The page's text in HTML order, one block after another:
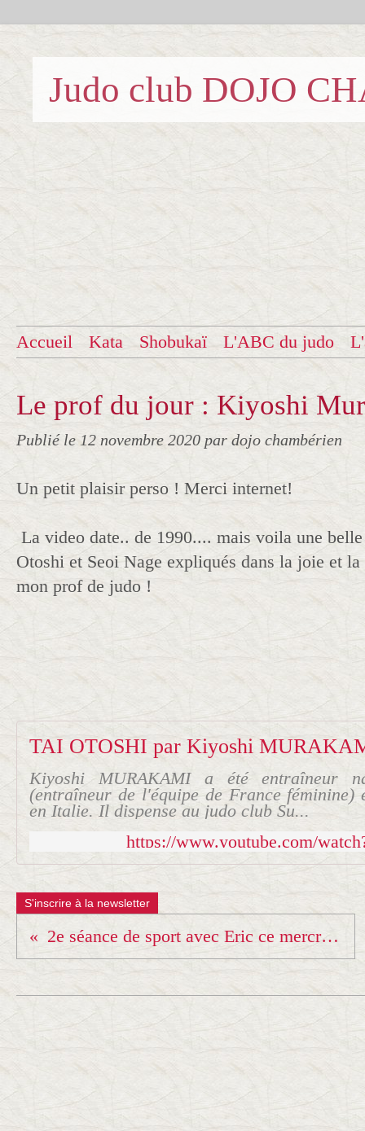
Judo club DOJO
Accueil Kata Shobukaï L'ABC du judo
Le prof du jour : Kiyoshi
Publié le 12 novembre 2020 par dojo chambérien
Un petit plaisir perso ! Merci internet!
La video date.. de 1990.... mais voila une
Otoshi et Seoi Nage expliqués dans la joie et
mon prof de judo !
Kiyoshi MURAKAMI a été entraîneur
(entraîneur de l'équipe de France féminine)
en Italie. Il dispense au judo club Su...
https://www.youtube.com/
S'inscrire à la newsletter
2e séance de sport avec Eric ce mercredi 18h30 !